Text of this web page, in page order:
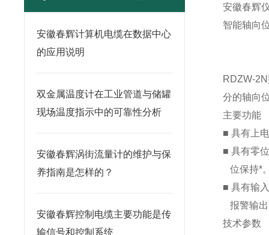
安徽春辉计算机电缆在数据中心
的应用说明
双金属温度计在工业管道与储罐
现场温度指示中的可靠性分析
安徽春辉涡街流量计的维护与保
养指南是怎样的？
安徽春辉控制电缆主要功能是传
输信号和控制系统
安徽春辉
智能轴向
RDZW-
分的轴向
主要功能
■ 具有上
■ 具有零
位保持*
■ 具有输
报
技术参数